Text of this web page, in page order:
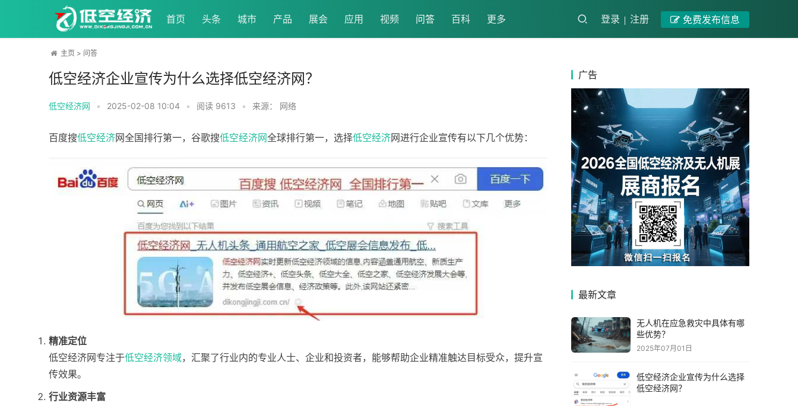
首页 头条 城市 产品 展会 应用 视频 问答 百科 更多 登录 注册 免费发布信息
主页 > 问答
低空经济企业宣传为什么选择低空经济网？
低空经济网 • 2025-02-08 10:04 • 阅读 9613 • 来源： 网络
百度搜低空经济网全国排行第一，谷歌搜低空经济网全球排行第一，选择低空经济网进行企业宣传有以下几个优势：
精准定位
低空经济网专注于低空经济领域，汇聚了行业内的专业人士、企业和投资者，能够帮助企业精准触达目标受众，提升宣
传效果。
行业资源丰富
广告
最新文章
无人机在应急救灾中具体有哪
些优势？
2025年07月01日
低空经济企业宣传为什么选择
低空经济网？